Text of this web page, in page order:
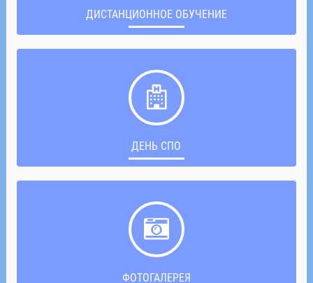
ДИСТАНЦИОННОЕ ОБУЧЕНИЕ
ДЕНЬ СПО
ФОТОГАЛЕРЕЯ